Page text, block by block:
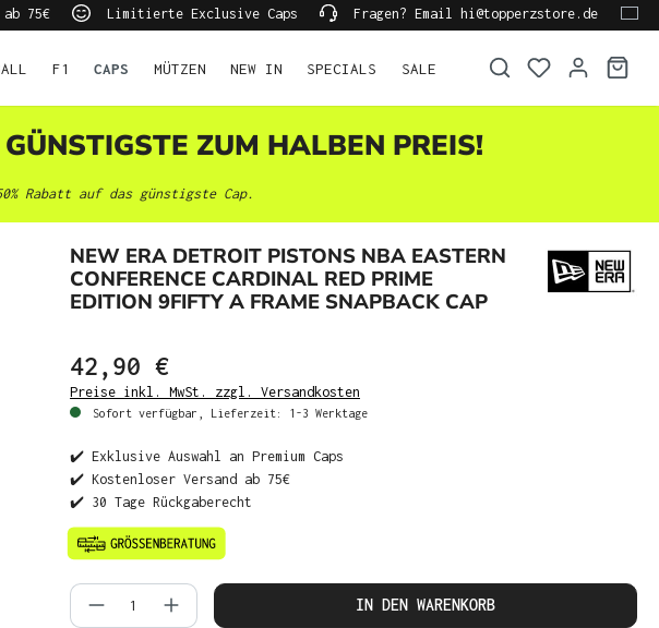
75€ Limitierte Exclusive Caps Fragen? Email hi@topperzstore.de
F1 CAPS MÜTZEN NEW IN SPECIALS SALE
ZUM HALBEN PREIS!
Rabatt auf das günstigste Cap.
NEW ERA DETROIT PISTONS NBA EASTERN
CONFERENCE CARDINAL RED PRIME
EDITION 9FIFTY A FRAME SNAPBACK CAP
42,90 €
Preise inkl. MwSt. zzgl. Versandkosten
Sofort verfügbar, Lieferzeit: 1-3 Werktage
✔️ Exklusive Auswahl an Premium Caps
✔️ Kostenloser Versand ab 75€
✔️ 30 Tage Rückgaberecht
Produkt Anzahl: Gib den gewünschten Wert
IN DEN WARENKORB